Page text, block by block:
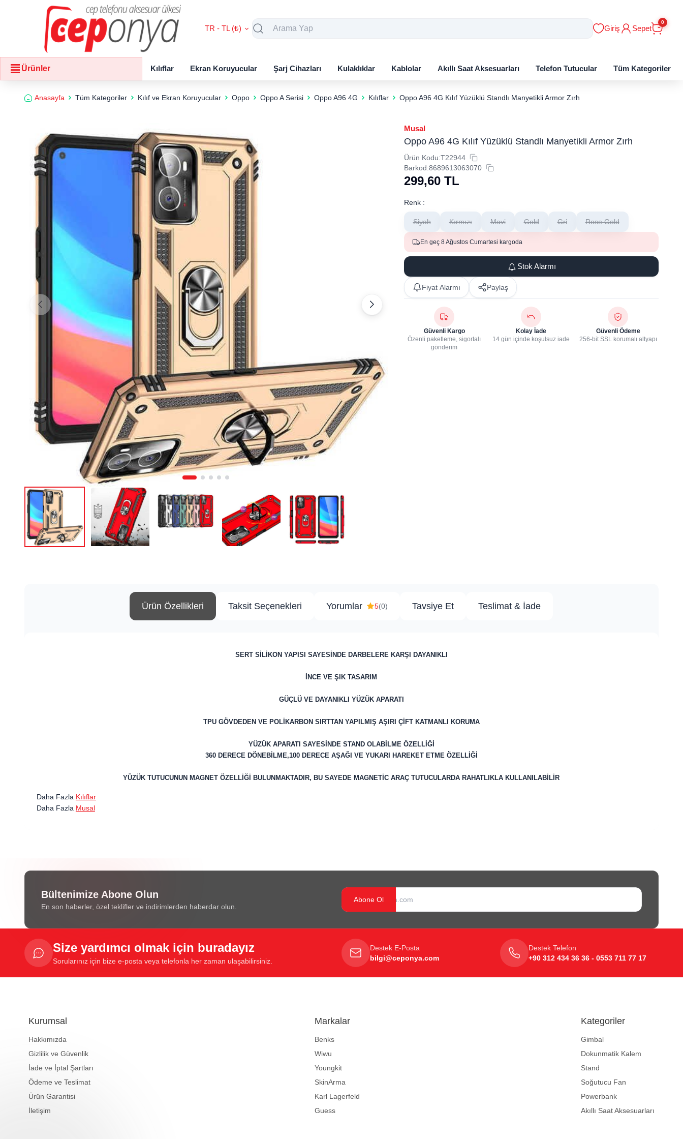
TR - TL (₺) Giriş Sepet
0
Ürünler Kılıflar Ekran Koruyucular Şarj Cihazları Kulaklıklar Kablolar Akıllı Saat Aksesuarları Telefon Tutucular Tüm Kategoriler
Anasayfa Tüm Kategoriler Kılıf ve Ekran Koruyucular Oppo Oppo A Serisi Oppo A96 4G Kılıflar Oppo A96 4G Kılıf Yüzüklü Standlı Manyetikli Armor Zırh
Musal
Oppo A96 4G Kılıf Yüzüklü Standlı Manyetikli Armor Zırh
Ürün Kodu:T22944
Barkod:8689613063070
299,60 TL
Renk :
Siyah Kırmızı Mavi Gold Gri Rose Gold
En geç 8 Ağustos Cumartesi kargoda
Stok Alarmı
Fiyat Alarmı Paylaş
Güvenli Kargo
Özenli paketleme, sigortalı
gönderim
Kolay İade
14 gün içinde koşulsuz iade
Güvenli Ödeme
256-bit SSL korumalı altyapı
Ürün Özellikleri Taksit Seçenekleri Yorumlar 5(0) Tavsiye Et Teslimat & İade
SERT SİLİKON YAPISI SAYESİNDE DARBELERE KARŞI DAYANIKLI
İNCE VE ŞIK TASARIM
GÜÇLÜ VE DAYANIKLI YÜZÜK APARATI
TPU GÖVDEDEN VE POLİKARBON SIRTTAN YAPILMIŞ AŞIRI ÇİFT KATMANLI KORUMA
YÜZÜK APARATI SAYESİNDE STAND OLABİLME ÖZELLİĞİ
360 DERECE DÖNEBİLME,100 DERECE AŞAĞI VE YUKARI HAREKET ETME ÖZELLİĞİ
YÜZÜK TUTUCUNUN MAGNET ÖZELLİĞİ BULUNMAKTADIR, BU SAYEDE MAGNETİC ARAÇ TUTUCULARDA RAHATLIKLA KULLANILABİLİR
Daha Fazla Kılıflar
Daha Fazla Musal
Bültenimize Abone Olun
En son haberler, özel teklifler ve indirimlerden haberdar olun.
Abone Ol
Size yardımcı olmak için buradayız
Sorularınız için bize e-posta veya telefonla her zaman ulaşabilirsiniz.
Destek E-Posta
bilgi@ceponya.com
Destek Telefon
+90 312 434 36 36 - 0553 711 77 17
Kurumsal
Hakkımızda
Gizlilik ve Güvenlik
İade ve İptal Şartları
Ödeme ve Teslimat
Ürün Garantisi
İletişim
Markalar
Benks
Wiwu
Youngkit
SkinArma
Karl Lagerfeld
Guess
Kategoriler
Gimbal
Dokunmatik Kalem
Stand
Soğutucu Fan
Powerbank
Akıllı Saat Aksesuarları